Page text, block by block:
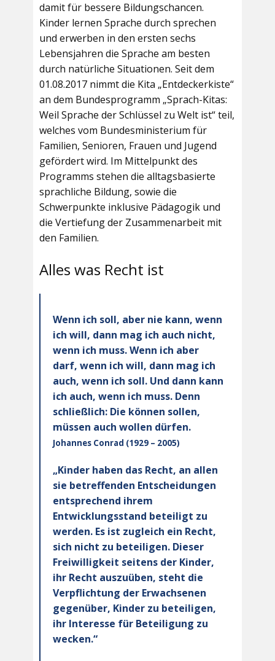
damit für bessere Bildungschancen.
Kinder lernen Sprache durch sprechen
und erwerben in den ersten sechs
Lebensjahren die Sprache am besten
durch natürliche Situationen. Seit dem
01.08.2017 nimmt die Kita „Entdeckerkiste“
an dem Bundesprogramm „Sprach-Kitas:
Weil Sprache der Schlüssel zu Welt ist“ teil,
welches vom Bundesministerium für
Familien, Senioren, Frauen und Jugend
gefördert wird. Im Mittelpunkt des
Programms stehen die alltagsbasierte
sprachliche Bildung, sowie die
Schwerpunkte inklusive Pädagogik und
die Vertiefung der Zusammenarbeit mit
den Familien.
Alles was Recht ist
Wenn ich soll, aber nie kann, wenn
ich will, dann mag ich auch nicht,
wenn ich muss. Wenn ich aber
darf, wenn ich will, dann mag ich
auch, wenn ich soll. Und dann kann
ich auch, wenn ich muss. Denn
schließlich: Die können sollen,
müssen auch wollen dürfen.
Johannes Conrad (1929 – 2005)
„Kinder haben das Recht, an allen
sie betreffenden Entscheidungen
entsprechend ihrem
Entwicklungsstand beteiligt zu
werden. Es ist zugleich ein Recht,
sich nicht zu beteiligen. Dieser
Freiwilligkeit seitens der Kinder,
ihr Recht auszuüben, steht die
Verpflichtung der Erwachsenen
gegenüber, Kinder zu beteiligen,
ihr Interesse für Beteiligung zu
wecken.“